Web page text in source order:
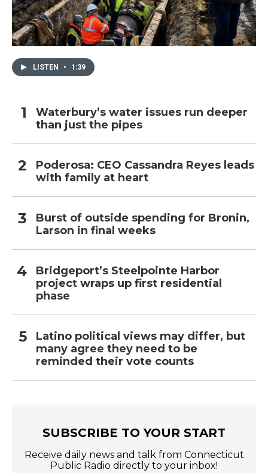
LISTEN • 1:39
Waterbury’s water issues run deeper
than just the pipes
Poderosa: CEO Cassandra Reyes leads
with family at heart
Burst of outside spending for Bronin,
Larson in final weeks
Bridgeport’s Steelpointe Harbor
project wraps up first residential
phase
Latino political views may differ, but
many agree they need to be
reminded their vote counts
SUBSCRIBE TO YOUR START
Receive daily news and talk from Connecticut
Public Radio directly to your inbox!